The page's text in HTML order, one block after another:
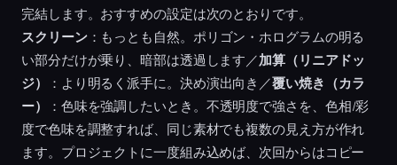
完結します。おすすめの設定は次のとおりです。
スクリーン：もっとも自然。ポリゴン・ホログラムの明る
い部分だけが乗り、暗部は透過します／加算（リニアドッ
ジ）
：より明るく派手に。決め演出向き／覆い焼き（カラ
ー）
：色味を強調したいとき。不透明度で強さを、色相/彩
度で色味を調整すれば、同じ素材でも複数の見え方が作れ
ます。プロジェクトに一度組み込めば、次回からはコピー